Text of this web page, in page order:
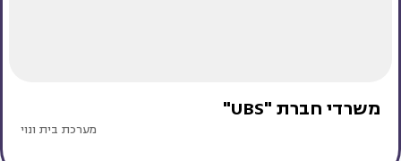
משרדי חברת "UBS"
מערכת בית ונוי